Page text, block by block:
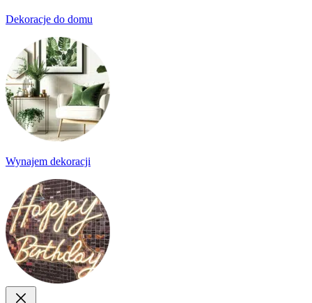
Dekoracje do domu
Wynajem dekoracji